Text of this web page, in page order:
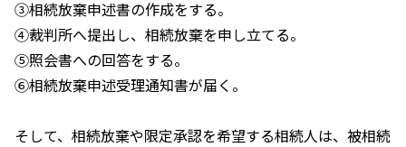
③相続放棄申述書の作成をする。
④裁判所へ提出し、相続放棄を申し立てる。
⑤照会書への回答をする。
⑥相続放棄申述受理通知書が届く。
そして、相続放棄や限定承認を希望する相続人は、被相続